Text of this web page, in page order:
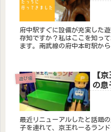
府中駅すぐに設備が充実した
存知ですか？私はここを知っ
ます。南武線の府中本町駅か
遊び場
【
の息
最近リニューアルしたと話題
子を連れて、京王れーるラン